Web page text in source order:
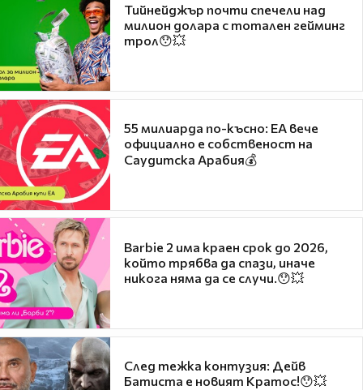
Тийнейджър почти спечели над
милион долара с тотален гейминг
трол😯💥
55 милиарда по-късно: EA вече
официално е собственост на
Саудитска Арабия💰
Barbie 2 има краен срок до 2026,
който трябва да спази, иначе
никога няма да се случи.😯💥
След тежка контузия: Дейв
Батиста е новият Кратос!😯💥